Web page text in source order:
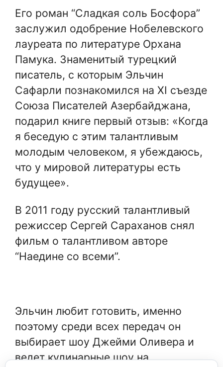
Его роман “Сладкая соль Босфора”
заслужил одобрение Нобелевского
лауреата по литературе Орхана
Памука. Знаменитый турецкий
писатель, с которым Эльчин
Сафарли познакомился на XI съезде
Союза Писателей Азербайджана,
подарил книге первый отзыв: «Когда
я беседую с этим талантливым
молодым человеком, я убеждаюсь,
что у мировой литературы есть
будущее».
В 2011 году русский талантливый
режиссер Сергей Сараханов снял
фильм о талантливом авторе
“Наедине со всеми”.
Эльчин любит готовить, именно
поэтому среди всех передач он
выбирает шоу Джейми Оливера и
ведет кулинарные шоу на